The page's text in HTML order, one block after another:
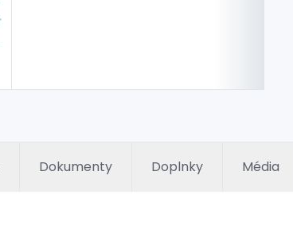
Dokumenty Doplnky Média